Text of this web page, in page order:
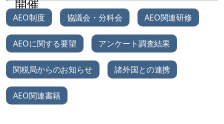
開催
AEO制度 協議会・分科会 AEO関連研修
AEOに関する要望 アンケート調査結果
関税局からのお知らせ 諸外国との連携
AEO関連書籍